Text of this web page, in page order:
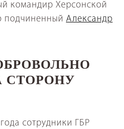
командир Херсонской
подчиненный Александр
СТОРОНУ
сотрудники ГБР